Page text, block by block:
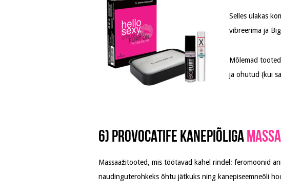
Selles ulakas
vibreerima ja
Mõlemad
ja ohutud (kui
6) Provocatife kanepiõliga
Massaažitooted, mis töötavad kahel rindel: feromoonid
naudinguterohkeks õhtu jätkuks ning kanepiseemneõli